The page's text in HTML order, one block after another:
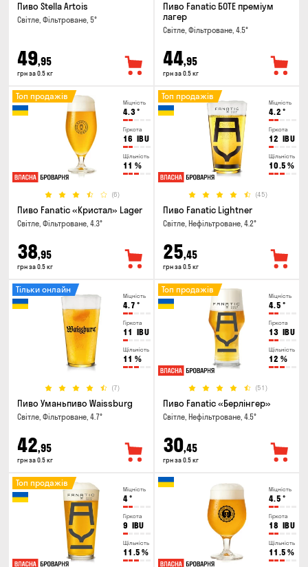
Пиво Stella Artois
Світле, Фільтроване, 5°
49,95
грн за 0.5 кг
Пиво Fanatic БОТЕ преміум
лагер
Світле, Фільтроване, 4.5°
44,95
грн за 0.5 кг
Міцність
4.3°
Гіркота
16 IBU
Щільність
11 %
(6)
Топ продажів
Пиво Fanatic «Кристал» Lager
Світле, Фільтроване, 4.3°
38,95
грн за 0.5 кг
Міцність
4.2 °
Гіркота
12 IBU
Щільність
10.5 %
(45)
Топ продажів
Пиво Fanatic Lightner
Світле, Нефільтроване, 4.2°
25,45
грн за 0.5 кг
Міцність
4.7 °
Гіркота
11 IBU
Щільність
11 %
(7)
Тільки онлайн
Пиво Уманьпиво Waissburg
Світле, Фільтроване, 4.7°
42,95
грн за 0.5 кг
Міцність
4.5 °
Гіркота
13 IBU
Щільність
12 %
(51)
Топ продажів
Пиво Fanatic «Берлінгер»
Світле, Нефільтроване, 4.5°
30,45
грн за 0.5 кг
Міцність
4°
Гіркота
9 IBU
Щільність
11.5 %
Топ продажів
Міцність
4.5 °
Гіркота
18 IBU
Щільність
11.5 %